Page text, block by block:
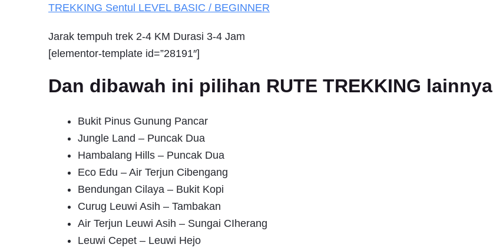
TREKKING Sentul LEVEL BASIC / BEGINNER
Jarak tempuh trek 2-4 KM Durasi 3-4 Jam
[elementor-template id=”28191″]
Dan dibawah ini pilihan RUTE TREKKING lainnya
Bukit Pinus Gunung Pancar
Jungle Land – Puncak Dua
Hambalang Hills – Puncak Dua
Eco Edu – Air Terjun Cibengang
Bendungan Cilaya – Bukit Kopi
Curug Leuwi Asih – Tambakan
Air Terjun Leuwi Asih – Sungai CIherang
Leuwi Cepet – Leuwi Hejo